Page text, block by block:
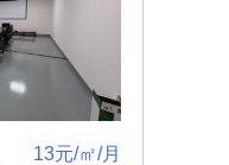
13元/㎡/月